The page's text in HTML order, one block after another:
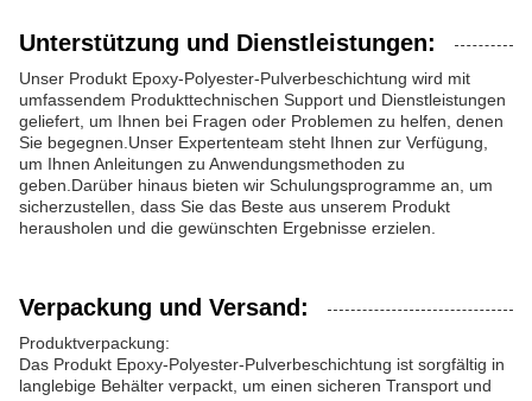
Unterstützung und Dienstleistungen:
Unser Produkt Epoxy-Polyester-Pulverbeschichtung wird mit
umfassendem Produkttechnischen Support und Dienstleistungen
geliefert, um Ihnen bei Fragen oder Problemen zu helfen, denen
Sie begegnen.Unser Expertenteam steht Ihnen zur Verfügung,
um Ihnen Anleitungen zu Anwendungsmethoden zu
geben.Darüber hinaus bieten wir Schulungsprogramme an, um
sicherzustellen, dass Sie das Beste aus unserem Produkt
herausholen und die gewünschten Ergebnisse erzielen.
Verpackung und Versand:
Produktverpackung:
Das Produkt Epoxy-Polyester-Pulverbeschichtung ist sorgfältig in
langlebige Behälter verpackt, um einen sicheren Transport und